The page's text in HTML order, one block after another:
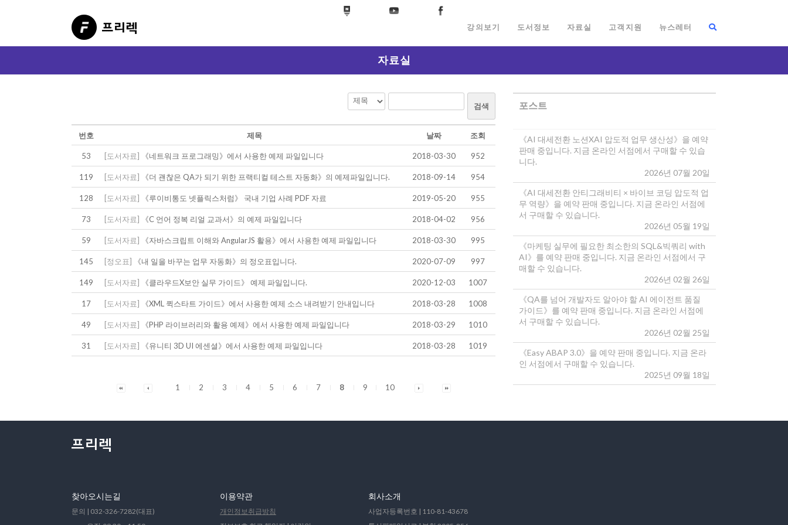
강의보기 도서정보 자료실 고객지원 뉴스레터
자료실
검색
번호 제목 날짜 조회
53 [도서자료] 《네트워크 프로그래밍》에서 사용한 예제 파일입니다 2018-03-30 952
119 [도서자료] 《더 괜찮은 QA가 되기 위한 프랙티컬 테스트 자동화》의 예제파일입니다. 2018-09-14 954
128 [도서자료] 《루이비통도 넷플릭스처럼》 국내 기업 사례 PDF 자료 2019-05-20 955
73 [도서자료] 《C 언어 정복 리얼 교과서》의 예제 파일입니다 2018-04-02 956
59 [도서자료] 《자바스크립트 이해와 AngularJS 활용》에서 사용한 예제 파일입니다 2018-03-30 995
145 [정오표] 《내 일을 바꾸는 업무 자동화》의 정오표입니다. 2020-07-09 997
149 [도서자료] 《클라우드X보안 실무 가이드》 예제 파일입니다. 2020-12-03 1007
17 [도서자료] 《XML 퀵스타트 가이드》에서 사용한 예제 소스 내려받기 안내입니다 2018-03-28 1008
49 [도서자료] 《PHP 라이브러리와 활용 예제》에서 사용한 예제 파일입니다 2018-03-29 1010
31 [도서자료] 《유니티 3D UI 에센셜》에서 사용한 예제 파일입니다 2018-03-28 1019
1 2 3 4 5 6 7 8 9 10
포스트
《AI 대세전환 노션XAI 압도적 업무 생산성》을 예약
판매 중입니다. 지금 온라인 서점에서 구매할 수 있습
니다.
2026년 07월 20일
《AI 대세전환 안티그래비티 × 바이브 코딩 압도적 업
무 역량》을 예약 판매 중입니다. 지금 온라인 서점에
서 구매할 수 있습니다.
2026년 05월 19일
《마케팅 실무에 필요한 최소한의 SQL&빅쿼리 with
AI》를 예약 판매 중입니다. 지금 온라인 서점에서 구
매할 수 있습니다.
2026년 02월 26일
《QA를 넘어 개발자도 알아야 할 AI 에이전트 품질
가이드》를 예약 판매 중입니다. 지금 온라인 서점에
서 구매할 수 있습니다.
2026년 02월 25일
《Easy ABAP 3.0》을 예약 판매 중입니다. 지금 온라
인 서점에서 구매할 수 있습니다.
2025년 09월 18일
찾아오시는길
문의 | 032-326-7282(대표)
이용약관
개인정보취급방침
회사소개
사업자등록번호 | 110-81-43678